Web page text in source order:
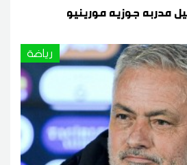
مدربه جوزيه مورينيو
رياضة